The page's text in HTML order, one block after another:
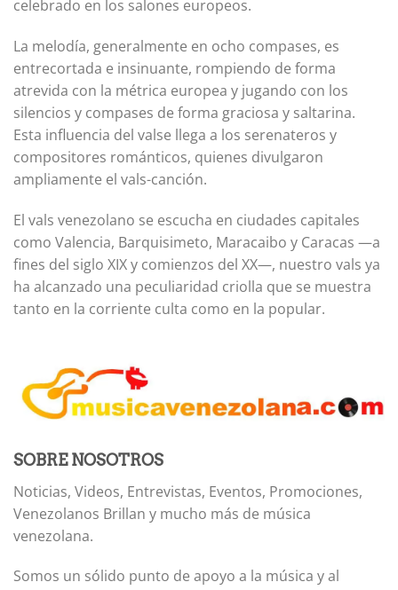
celebrado en los salones europeos.
La melodía, generalmente en ocho compases, es
entrecortada e insinuante, rompiendo de forma
atrevida con la métrica europea y jugando con los
silencios y compases de forma graciosa y saltarina.
Esta influencia del valse llega a los serenateros y
compositores románticos, quienes divulgaron
ampliamente el vals-canción.
El vals venezolano se escucha en ciudades capitales
como Valencia, Barquisimeto, Maracaibo y Caracas —a
fines del siglo XIX y comienzos del XX—, nuestro vals ya
ha alcanzado una peculiaridad criolla que se muestra
tanto en la corriente culta como en la popular.
SOBRE NOSOTROS
Noticias, Videos, Entrevistas, Eventos, Promociones,
Venezolanos Brillan y mucho más de música
venezolana.
Somos un sólido punto de apoyo a la música y al